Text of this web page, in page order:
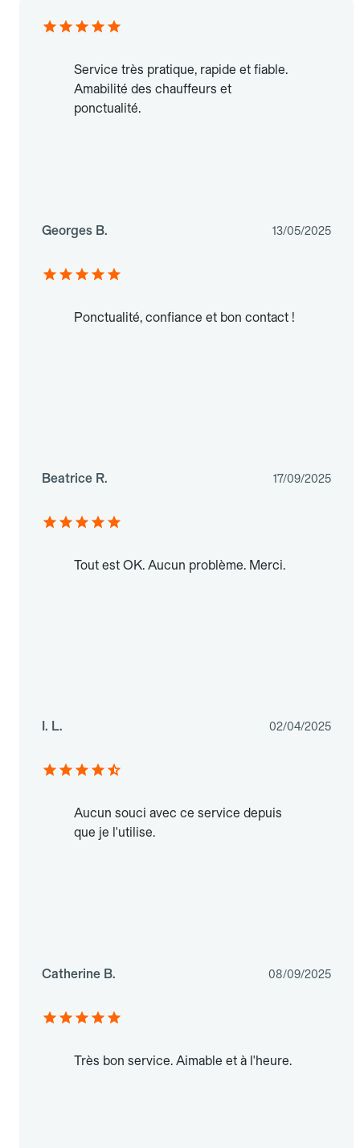
Service très pratique, rapide et fiable.
Amabilité des chauffeurs et
ponctualité.
Georges B. 13/05/2025
Ponctualité, confiance et bon contact !
Beatrice R. 17/09/2025
Tout est OK. Aucun problème. Merci.
I. L. 02/04/2025
Aucun souci avec ce service depuis
que je l'utilise.
Catherine B. 08/09/2025
Très bon service. Aimable et à l'heure.